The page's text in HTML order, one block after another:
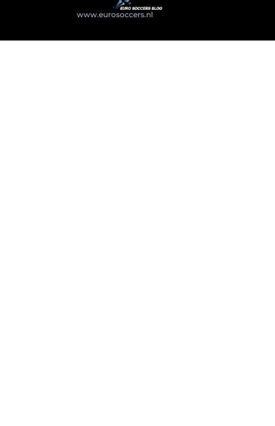
www.eurosoccers.nl. All Right Reserved.